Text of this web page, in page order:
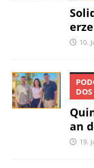
10.
an
19.